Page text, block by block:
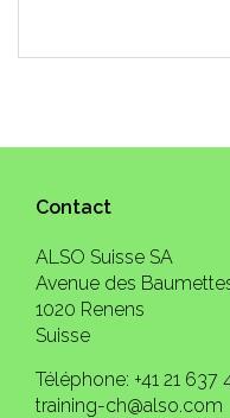
Contact
ALSO Suisse SA
Avenue des
1020 Renens
Suisse
Téléphone: +41 21 637
training-ch@also.com